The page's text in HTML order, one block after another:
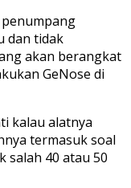
dan tidak
akan berangkat
GeNose di
kalau alatnya
termasuk soal
salah 40 atau 50